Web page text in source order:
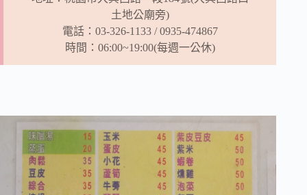
土地公廟旁)
電話：03-326-1133 / 0935-474867
時間：06:00~19:00(每週一公休)